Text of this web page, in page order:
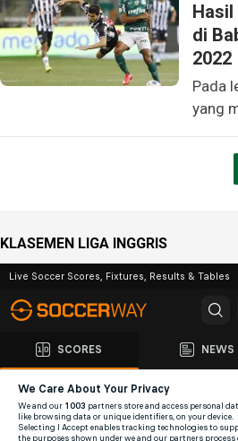
di
2022
Pada
yang
KLASEMEN LIGA INGGRIS